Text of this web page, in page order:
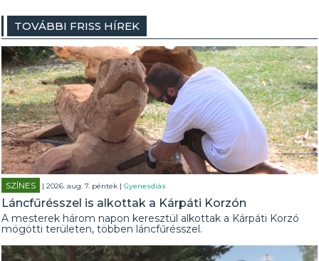
TOVÁBBI FRISS HÍREK
SZÍNES | 2026. aug. 7. péntek |Gyenesdiás
Láncfűrésszel is alkottak a Kárpáti Korzón
A mesterek három napon keresztül alkottak a Kárpáti Korzó
mögötti területen, többen láncfűrésszel.